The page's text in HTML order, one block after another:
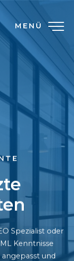
MENÜ
Spezialist oder
Kenntnisse
und